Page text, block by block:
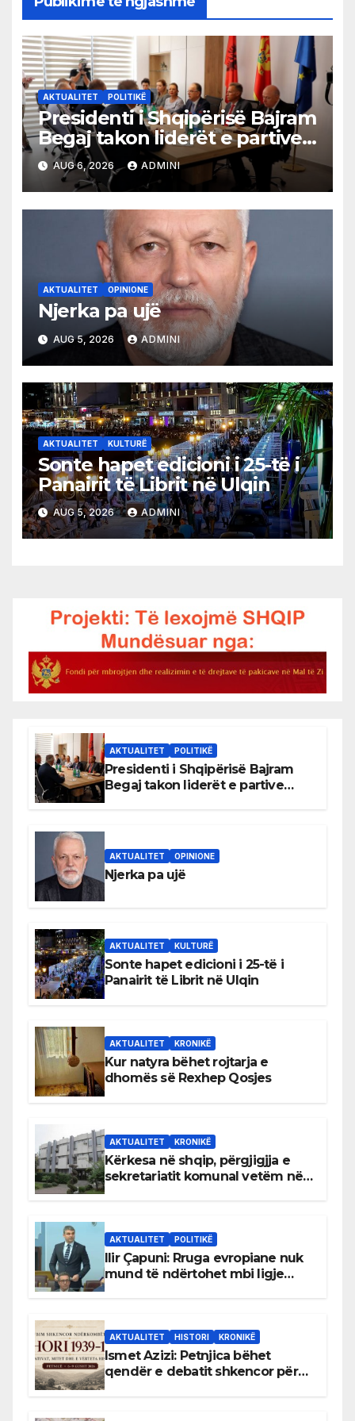
AKTUALITET POLITIKË
Presidenti i Shqipërisë Bajram
Begaj takon liderët e partive
shqiptare në Ulqin
AUG 6, 2026 ADMINI
AKTUALITET OPINIONE
Njerka pa ujë
AUG 5, 2026 ADMINI
AKTUALITET KULTURË
Sonte hapet edicioni i 25-të i
Panairit të Librit në Ulqin
AUG 5, 2026 ADMINI
AKTUALITET POLITIKË
Presidenti i Shqipërisë Bajram
Begaj takon liderët e partive
AKTUALITET OPINIONE
Njerka pa ujë
AKTUALITET KULTURË
Sonte hapet edicioni i 25-të i
Panairit të Librit në Ulqin
AKTUALITET KRONIKË
Kur natyra bëhet rojtarja e
dhomës së Rexhep Qosjes
AKTUALITET KRONIKË
Kërkesa në shqip, përgjigjja e
sekretariatit komunal vetëm në
AKTUALITET POLITIKË
Ilir Çapuni: Rruga evropiane nuk
mund të ndërtohet mbi ligje
AKTUALITET HISTORI KRONIKË
Ismet Azizi: Petnjica bëhet
qendër e debatit shkencor për